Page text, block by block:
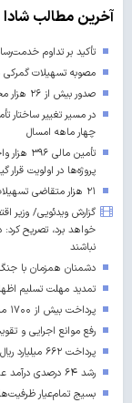
آخرین مطالب شادا
تأکید بر تداوم
مصوبه تسهیلات گمرکی
صدور بیش از ۲۶ هزار مجوز کسب‌ و کار در استان اصفهان
چهار ماهه امسال
تأمین
پروژه‌ها در اولویت قرار
۲۱ هزار متقاضی تسهیلات تکلیفی همدان تا پایان مهرماه تعیین‌تکلیف می‌شوند
گزارش ویدئویی/ وزیر
خواهد برد، تصریح کرد:
نباشند
دشمنان همزمان با
تمدید مهلت تسلیم
پرداخت بیش از ۱۷۰۰ میلیارد ریال تسهیلات تبصره ۲ سال ۱۴۰۳ در خراسان رضوی
رفع موانع اجرایی و
پرداخت ۶۶۲ میلیارد ریال تسهیلات از منابع تبصره ۲ بودجه ۱۴۰۳ در استان مرکزی
رشد ۶۴ درصدی درآمد عملیاتی بانک رفاه کارگران در سه‌ماهه ابتدایی سال جاری
بسیج تمام‌عیار